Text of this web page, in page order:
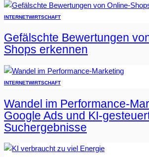
INTERNETWIRTSCHAFT
Gefälschte Bewertungen
Shops erkennen
INTERNETWIRTSCHAFT
Wandel im Performance-
Google Ads und KI-
Suchergebnisse